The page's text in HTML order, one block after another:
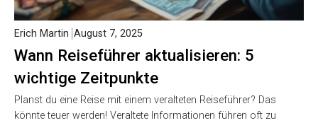
Wann Reiseführer aktualisieren: 5
wichtige Zeitpunkte
Erich Martin August 7, 2025
Planst du eine Reise mit einem veralteten Reiseführer? Das
könnte teuer werden! Veraltete Informationen führen oft zu